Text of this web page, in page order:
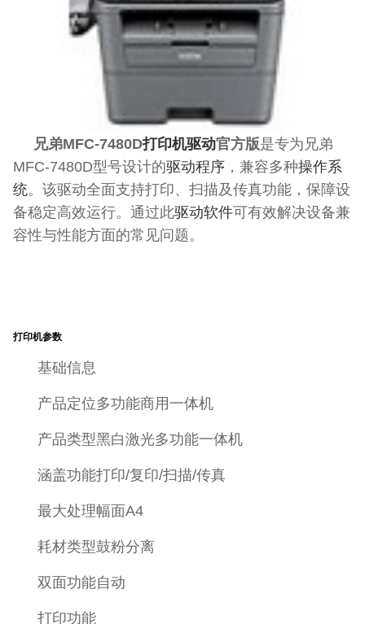
兄弟MFC-7480D打印机驱动官方版是专为兄弟
MFC-7480D型号设计的驱动程序 ，兼容多种操作系
统。该驱动全面支持打印、扫描及传真功能，保障设
备稳定高效运行。通过此驱动软件可有效解决设备兼
容性与性能方面的常见问题。
打印机参数
基础信息
产品定位多功能商用一体机
产品类型黑白激光多功能一体机
涵盖功能打印/复印/扫描/传真
最大处理幅面A4
耗材类型鼓粉分离
双面功能自动
打印功能